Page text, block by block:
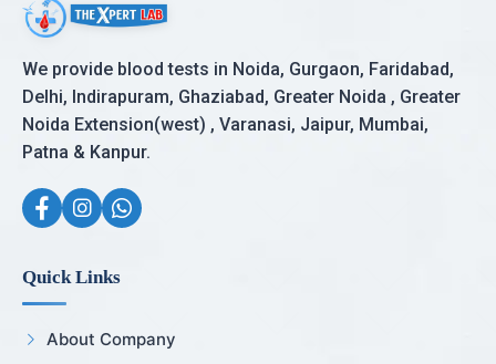
We provide blood tests in Noida, Gurgaon, Faridabad,
Delhi, Indirapuram, Ghaziabad, Greater Noida , Greater
Noida Extension(west) , Varanasi, Jaipur, Mumbai,
Patna & Kanpur.
Quick Links
About Company